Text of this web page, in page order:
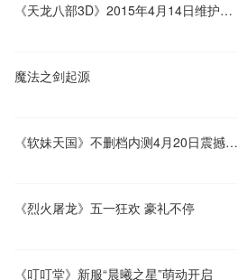
《天龙八部3D》2015年4月14日维护更新公告
魔法之剑起源
《软妹天国》不删档内测4月20日震撼开启
《烈火屠龙》五一狂欢 豪礼不停
《叮叮堂》新服“晨曦之星”萌动开启